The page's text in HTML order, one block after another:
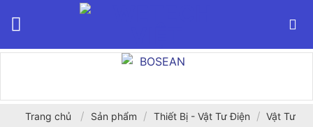
Trang chủ / Sản phẩm / Thiết Bị - Vật Tư Điện / Vật Tư